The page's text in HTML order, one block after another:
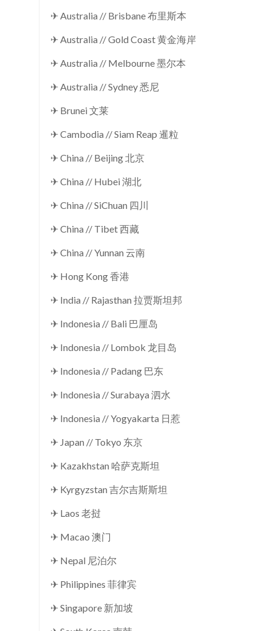
✈ Australia // Brisbane 布里斯本
✈ Australia // Gold Coast 黄金海岸
✈ Australia // Melbourne 墨尔本
✈ Australia // Sydney 悉尼
✈ Brunei 文莱
✈ Cambodia // Siam Reap 暹粒
✈ China // Beijing 北京
✈ China // Hubei 湖北
✈ China // SiChuan 四川
✈ China // Tibet 西藏
✈ China // Yunnan 云南
✈ Hong Kong 香港
✈ India // Rajasthan 拉贾斯坦邦
✈ Indonesia // Bali 巴厘岛
✈ Indonesia // Lombok 龙目岛
✈ Indonesia // Padang 巴东
✈ Indonesia // Surabaya 泗水
✈ Indonesia // Yogyakarta 日惹
✈ Japan // Tokyo 东京
✈ Kazakhstan 哈萨克斯坦
✈ Kyrgyzstan 吉尔吉斯斯坦
✈ Laos 老挝
✈ Macao 澳门
✈ Nepal 尼泊尔
✈ Philippines 菲律宾
✈ Singapore 新加坡